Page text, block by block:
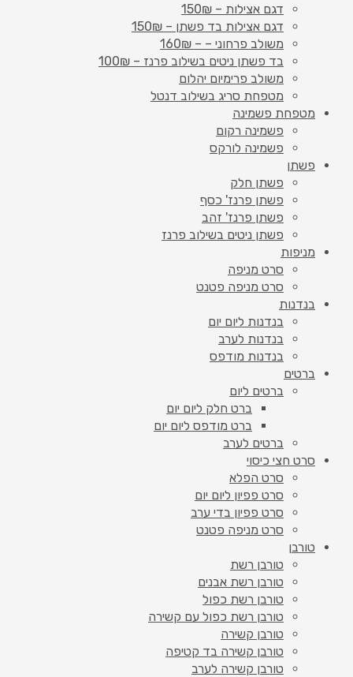
דגם אצילות – 150₪
דגם אצילות בד פשתן – 150₪
משולב פרחוני – – 160₪
בד פשתן ניטים בשילוב פרנז – 100₪
משולב פרימיום יהלום
מטפחת סריג בשילוב דנטל
מטפחת פשמינה
פשמינה רקום
פשמינה לורקס
פשתן
פשתן חלק
פשתן פרנז' כסף
פשתן פרנז' זהב
פשתן ניטים בשילוב פרנז
מניפות
סרט מניפה
סרט מניפה פטנט
בנדנות
בנדנות ליום יום
בנדנות לערב
בנדנות מודפס
ברטים
ברטים ליום
ברט חלק ליום יום
ברט מודפס ליום יום
ברטים לערב
סרט חצי כיסוי
סרט הפלא
סרט פפיון ליום יום
סרט פפיון בדי ערב
סרט מניפה פטנט
טורבן
טורבן רשת
טורבן רשת אבנים
טורבן רשת כפול
טורבן רשת כפול עם קשירה
טורבן קשירה
טורבן קשירה בד קטיפה
טורבן קשירה לערב